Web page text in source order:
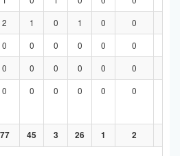
2 1 0 1 0 0
0 0 0 0 0 0
0 0 0 0 0 0
0 0 0 0 0 0
77 45 3 26 1 2